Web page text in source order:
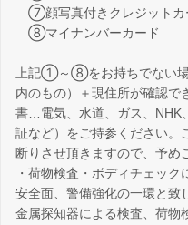
⑦顔写真付きクレジットカ
⑧マイナンバーカード
上記①～⑧をお持ちでない場
内のもの）＋現住所が確認で
書…電気、水道、ガス、NHK
証など）をご持参ください。
断りさせ頂きますので、予め
・荷物検査・ボディチェック
安全面、警備強化の一環と致
金属探知器による検査、荷物